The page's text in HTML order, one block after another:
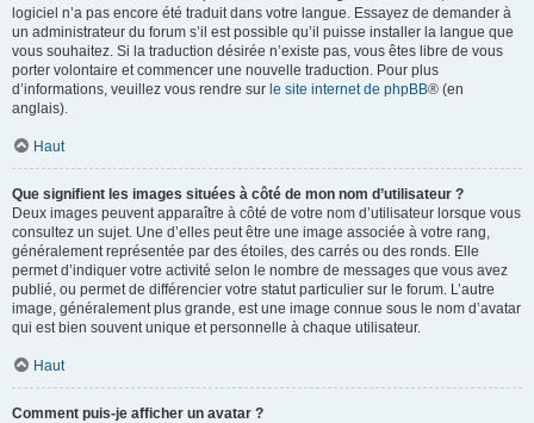
logiciel n’a pas encore été traduit dans votre langue. Essayez de demander à
un administrateur du forum s’il est possible qu’il puisse installer la langue que
vous souhaitez. Si la traduction désirée n’existe pas, vous êtes libre de vous
porter volontaire et commencer une nouvelle traduction. Pour plus
d’informations, veuillez vous rendre sur le site internet de phpBB® (en
anglais).
Haut
Que signifient les images situées à côté de mon nom d’utilisateur ?
Deux images peuvent apparaître à côté de votre nom d’utilisateur lorsque vous
consultez un sujet. Une d’elles peut être une image associée à votre rang,
généralement représentée par des étoiles, des carrés ou des ronds. Elle
permet d’indiquer votre activité selon le nombre de messages que vous avez
publié, ou permet de différencier votre statut particulier sur le forum. L’autre
image, généralement plus grande, est une image connue sous le nom d’avatar
qui est bien souvent unique et personnelle à chaque utilisateur.
Haut
Comment puis-je afficher un avatar ?